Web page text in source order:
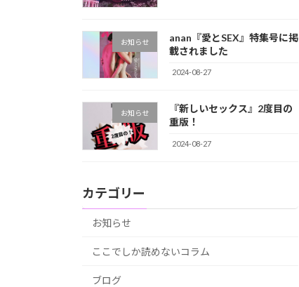
お知らせ
anan『愛とSEX』特集号に掲
載されました
2024-08-27
お知らせ
『新しいセックス』2度目の
重版！
2024-08-27
カテゴリー
お知らせ
ここでしか読めないコラム
ブログ